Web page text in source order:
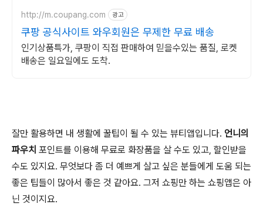
http://m.coupang.com 광고
쿠팡 공식사이트 와우회원은 무제한 무료 배송
인기상품특가, 쿠팡이 직접 판매하여 믿을수있는 품질, 로켓
배송은 일요일에도 도착.
잘만 활용하면 내 생활에 꿀팁이 될 수 있는 뷰티앱입니다. 언니의
파우치 포인트를 이용해 무료로 화장품을 살 수도 있고, 할인받을
수도 있지요. 무엇보다 좀 더 예쁘게 살고 싶은 분들에게 도움 되는
좋은 팁들이 많아서 좋은 것 같아요. 그저 쇼핑만 하는 쇼핑앱은 아
닌 것이지요.